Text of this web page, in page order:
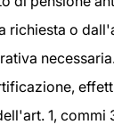
richiesta o
1, commi